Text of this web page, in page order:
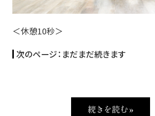
＜休憩10秒＞
次のページ：まだまだ続きます
続きを読む »